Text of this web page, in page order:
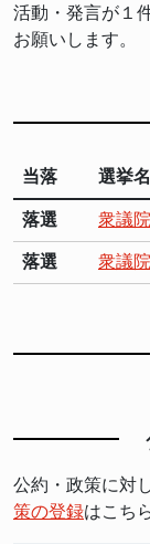
活動・発言が１
お願いします。
当落 選挙名
落選 衆議
落選
衆議
公約・政策に対
策の登録はこち